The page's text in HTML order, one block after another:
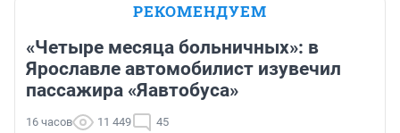
РЕКОМЕНДУЕМ
«Четыре месяца больничных»: в
Ярославле автомобилист изувечил
пассажира «Яавтобуса»
16 часов 11 449 45